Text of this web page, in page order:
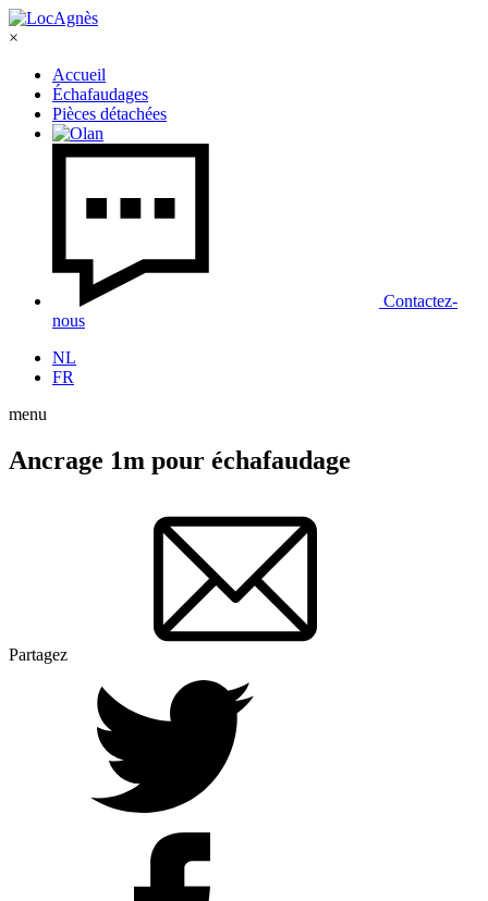
×
Accueil
Échafaudages
Pièces détachées
Contactez-
nous
NL
FR
menu
Ancrage 1m pour échafaudage
Partagez